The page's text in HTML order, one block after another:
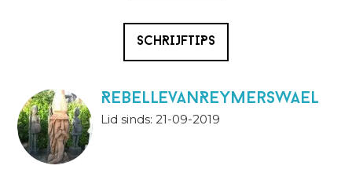
SCHRIJFTIPS
RebellevanReymerswael
Lid sinds: 21-09-2019